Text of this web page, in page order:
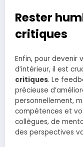
Rester
critiques
Enfin, pour
d’intérieur, il est
critiques. Le
précieuse
personnellement,
compétences et
collègues, de
des perspectives